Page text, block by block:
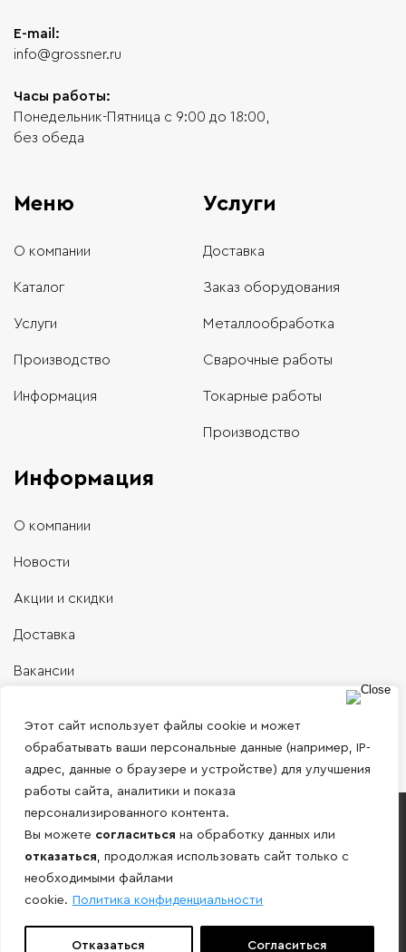
Этот сайт использует файлы cookie и может
обрабатывать ваши персональные данные (например, IP-
адрес, данные о браузере и устройстве) для улучшения
работы сайта, аналитики и показа
персонализированного контента.
Вы можете согласиться на обработку данных или
отказаться, продолжая использовать сайт только с
необходимыми файлами
cookie. Политика конфиденциальности
Отказаться Согласиться
E-mail:
info@grossner.ru
Часы работы:
Понедельник-Пятница с 9:00 до 18:00,
без обеда
Меню
О компании
Каталог
Услуги
Производство
Информация
Услуги
Доставка
Заказ оборудования
Металлообработка
Сварочные работы
Токарные работы
Производство
Информация
О компании
Новости
Акции и скидки
Доставка
Вакансии
Работаем только с юридическими лицами и
ИП по безналичному расчету!
Внимание! Информация, представленная на сайте носит
офертой определяемой положениями ст. 437 ГК РФ.